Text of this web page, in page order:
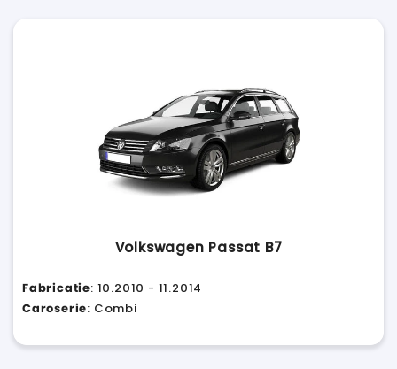
Volkswagen Passat B7
Fabricatie: 10.2010 - 11.2014
Caroserie: Combi